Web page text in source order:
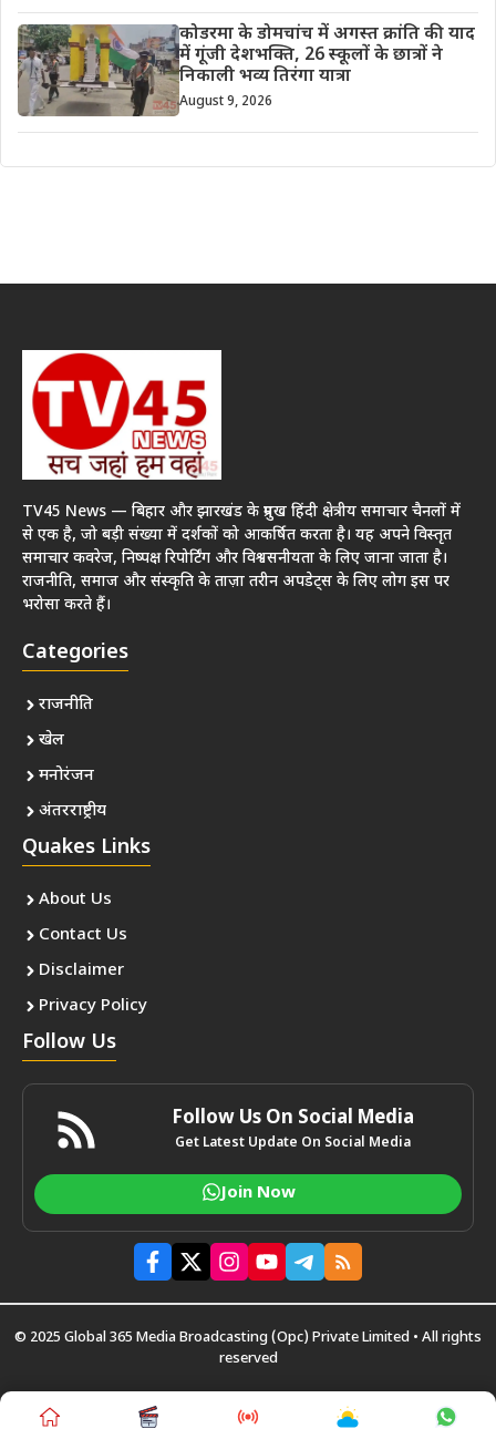
कोडरमा के डोमचांच में अगस्त क्रांति की याद
में गूंजी देशभक्ति, 26 स्कूलों के छात्रों ने
निकाली भव्य तिरंगा यात्रा
August 9, 2026
TV45 News — बिहार और झारखंड के प्रमुख हिंदी क्षेत्रीय समाचार चैनलों में
से एक है, जो बड़ी संख्या में दर्शकों को आकर्षित करता है। यह अपने विस्तृत
समाचार कवरेज, निष्पक्ष रिपोर्टिंग और विश्वसनीयता के लिए जाना जाता है।
राजनीति, समाज और संस्कृति के ताज़ा तरीन अपडेट्स के लिए लोग इस पर
भरोसा करते हैं।
Categories
राजनीति
खेल
मनोरंजन
अंतरराष्ट्रीय
Quakes Links
About Us
Contact Us
Disclaimer
Privacy Policy
Follow Us
Follow Us On Social Media
Get Latest Update On Social Media
Join Now
© 2025 Global 365 Media Broadcasting (Opc) Private Limited • All rights
reserved